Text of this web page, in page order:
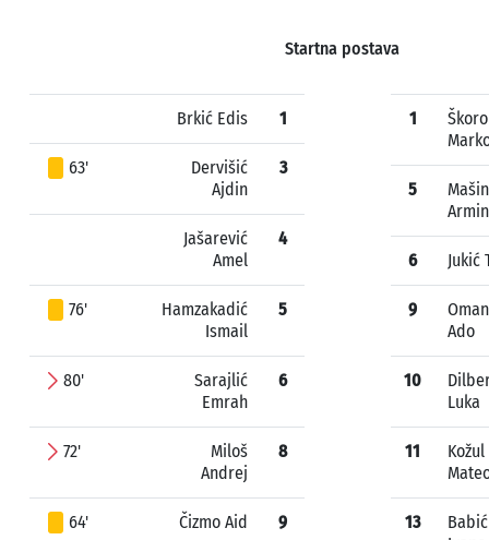
Startna postava
Brkić Edis 1
63'
Dervišić
Ajdin
3
Jašarević
Amel
4
76'
Hamzakadić
Ismail
5
80'
Sarajlić
Emrah
6
72'
Miloš
Andrej
8
64' Čizmo Aid 9
1
Škoro
5
Mašin
Armin
6 Jukić
9
Ado
10
Luka
11
Kožul
13
Babić